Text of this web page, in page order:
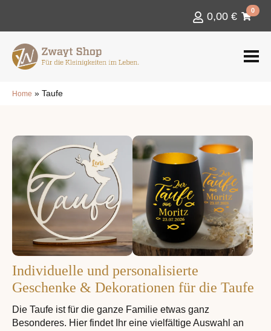
0,00 € 0
Home » Taufe
Individuelle und personalisierte
Geschenke & Dekorationen für die Taufe
Die Taufe ist für die ganze Familie etwas ganz
Besonderes. Hier findet Ihr eine vielfältige Auswahl an